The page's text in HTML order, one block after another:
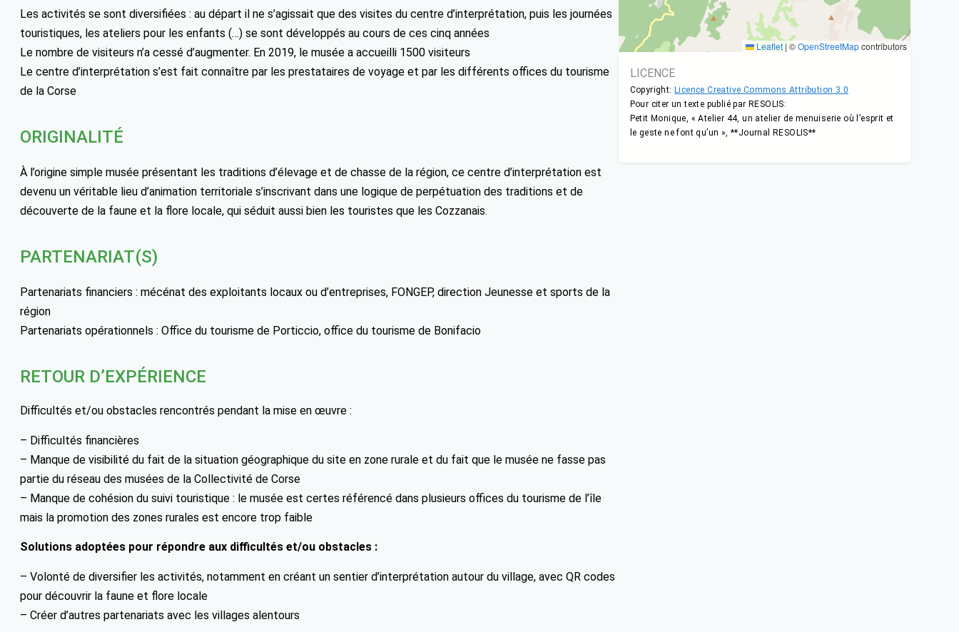
Les activités se sont diversifiées : au départ il ne s’agissait que des visites du centre d’interprétation, puis les journées
touristiques, les ateliers pour les enfants (…) se sont développés au cours de ces cinq années
Le nombre de visiteurs n’a cessé d’augmenter. En 2019, le musée a accueilli 1500 visiteurs
Le centre d’interprétation s’est fait connaître par les prestataires de voyage et par les différents offices du tourisme
de la Corse
ORIGINALITÉ
À l’origine simple musée présentant les traditions d’élevage et de chasse de la région, ce centre d’interprétation est
devenu un véritable lieu d’animation territoriale s’inscrivant dans une logique de perpétuation des traditions et de
découverte de la faune et la flore locale, qui séduit aussi bien les touristes que les Cozzanais.
PARTENARIAT(S)
Partenariats financiers : mécénat des exploitants locaux ou d’entreprises, FONGEP, direction Jeunesse et sports de la
région
Partenariats opérationnels : Office du tourisme de Porticcio, office du tourisme de Bonifacio
RETOUR D’EXPÉRIENCE
Difficultés et/ou obstacles rencontrés pendant la mise en œuvre :
– Difficultés financières
– Manque de visibilité du fait de la situation géographique du site en zone rurale et du fait que le musée ne fasse pas
partie du réseau des musées de la Collectivité de Corse
– Manque de cohésion du suivi touristique : le musée est certes référencé dans plusieurs offices du tourisme de l’île
mais la promotion des zones rurales est encore trop faible
Solutions adoptées pour répondre aux difficultés et/ou obstacles :
– Volonté de diversifier les activités, notamment en créant un sentier d’interprétation autour du village, avec QR codes
pour découvrir la faune et flore locale
– Créer d’autres partenariats avec les villages alentours
Leaflet | ©OpenStreetMapcontributors
LICENCE
Copyright: Licence Creative Commons Attribution 3.0
Pour citer un texte publié par RESOLIS:
Petit Monique, « Atelier 44, un atelier de menuiserie où l’esprit et
le geste ne font qu’un », **Journal RESOLIS**